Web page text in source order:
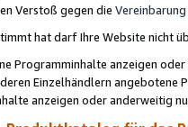
Verstoß gegen die Vereinbarung
hat darf Ihre Website nicht
Programminhalte anzeigen
Einzelhändlern
anzeigen oder anderweitig